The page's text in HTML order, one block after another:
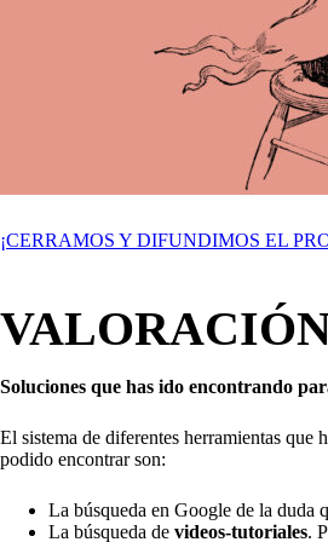
¡CERRAMOS Y DIFUNDIMOS EL
Soluciones que has ido encontrando
El sistema de diferentes herramientas que
podido encontrar son:
La búsqueda en Google de la duda
La búsqueda de videos-tutoriales.